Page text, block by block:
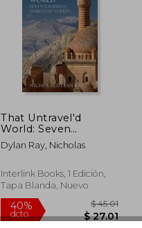
40%
dcto.
That Untravel'd
World: Seven
Journeys Through
Turkey (en Inglés)
Dylan Ray, Nicholas
Interlink Books, 1 Edición,
Tapa Blanda, Nuevo